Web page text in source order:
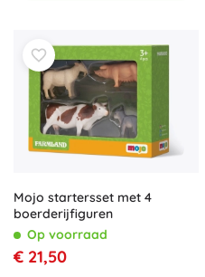
Mojo startersset met 4
boerderijfiguren
Op voorraad
€ 21,50